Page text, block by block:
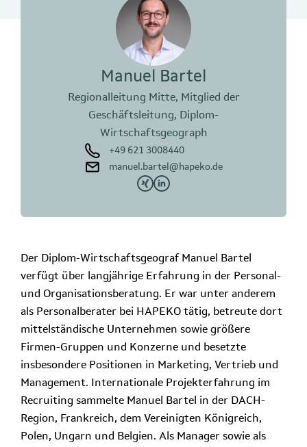
Manuel Bartel
Regionalleitung Mitte, Mitglied der
Geschäftsleitung, Diplom-
Wirtschaftsgeograph
+49 621 3008440
manuel.bartel@hapeko.de
Der Diplom-Wirtschaftsgeograf Manuel Bartel
verfügt über langjährige Erfahrung in der Personal-
und Organisationsberatung. Er war unter anderem
als Personalberater bei HAPEKO tätig, betreute dort
mittelständische Unternehmen sowie größere
Firmen-Gruppen und Konzerne und besetzte
insbesondere Positionen in Marketing, Vertrieb und
Management. Internationale Projekterfahrung im
Recruiting sammelte Manuel Bartel in der DACH-
Region, Frankreich, dem Vereinigten Königreich,
Polen, Ungarn und Belgien. Als Manager sowie als